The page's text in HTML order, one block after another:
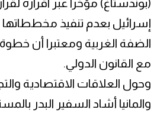
(بوندستاغ) مؤخرا عبر اقراره
إسرائيل بعدم تنفيذ
الضفة الغربية ومعتبرا أن
مع القانون الدولي.
وحول العلاقات الاقتصادية
والمانيا أشاد السفير البدر